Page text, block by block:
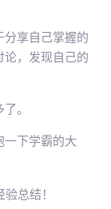
分享自己掌握的
，发现自己的
。
一下学霸的大